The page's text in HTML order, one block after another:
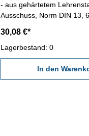
- aus gehärtetem
Ausschuss, Norm DIN 13,
30,08 €*
Lagerbestand: 0
In den